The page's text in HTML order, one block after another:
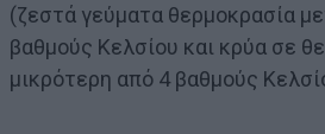
(ζεστά γεύματα θερμοκρασία
βαθμούς Κελσίου και κρύα σε
μικρότερη από 4 βαθμούς